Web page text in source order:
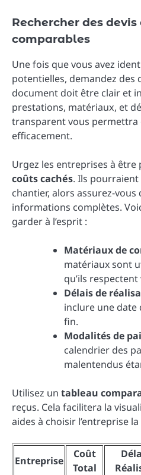
Rechercher des
comparables
Une fois que vous avez
potentielles, demandez des
document doit être clair et
prestations, matériaux, et
transparent vous permettra
efficacement.
Urgez les entreprises à être
coûts cachés. Ils
chantier, alors assurez-vous
informations complètes.
garder à l’esprit :
Matériaux de
matériaux sont
qu’ils
Délais de
inclure une date
fin.
Modalités de
calendrier des
malentendus
Utilisez un tableau
reçus. Cela facilitera la
aides à choisir l’entreprise
Entreprise
Coût
Total